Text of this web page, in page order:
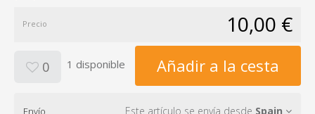
Precio 10,00 €
0 1 disponible Añadir a la cesta
Envío Este artículo se envía desde Spain